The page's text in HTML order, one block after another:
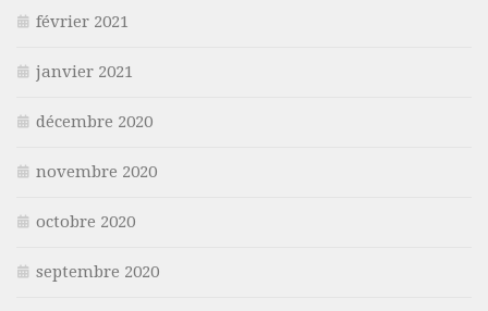
février 2021
janvier 2021
décembre 2020
novembre 2020
octobre 2020
septembre 2020